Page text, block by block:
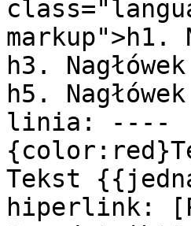
markup">h1.
h3.
h5.
linia: ----
Tekst
hiperlink: